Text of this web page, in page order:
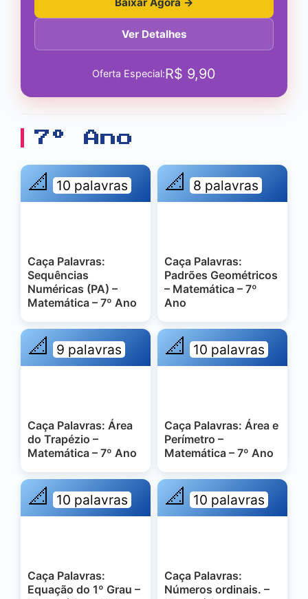
Ver Detalhes
Oferta Especial:R$ 9,90
7º Ano
📐 10 palavras
Caça Palavras:
Sequências
Numéricas (PA) –
Matemática – 7º Ano
📐 8 palavras
Caça Palavras:
Padrões Geométricos
– Matemática – 7º
Ano
📐 9 palavras
Caça Palavras: Área
do Trapézio –
Matemática – 7º Ano
📐 10 palavras
Caça Palavras: Área e
Perímetro –
Matemática – 7º Ano
📐 10 palavras
Caça Palavras:
Equação do 1º Grau –
📐 10 palavras
Caça Palavras:
Números ordinais. –